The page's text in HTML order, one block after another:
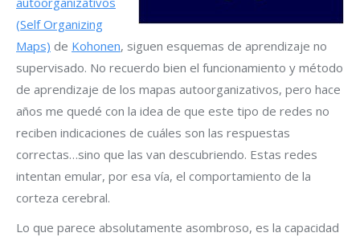
(Self Organizing
Maps) de Kohonen, siguen esquemas de aprendizaje no
supervisado. No recuerdo bien el funcionamiento y método
de aprendizaje de los mapas autoorganizativos, pero hace
años me quedé con la idea de que este tipo de redes no
reciben indicaciones de cuáles son las respuestas
correctas…sino que las van descubriendo. Estas redes
intentan emular, por esa vía, el comportamiento de la
corteza cerebral.
Lo que parece absolutamente asombroso, es la capacidad